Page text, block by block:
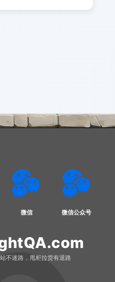
微信 微信公众号
不迷路，甩柜拉货有退路